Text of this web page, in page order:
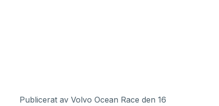
Publicerat av Volvo Ocean Race den 16